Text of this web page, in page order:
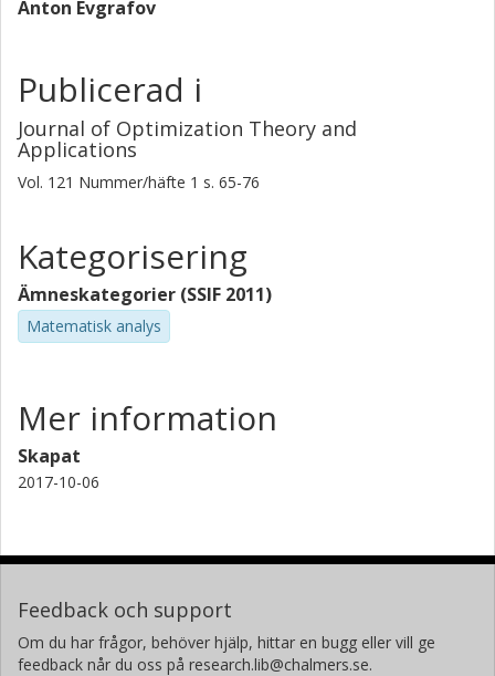
Anton Evgrafov
Publicerad i
Journal of Optimization Theory and
Applications
Vol. 121 Nummer/häfte 1 s. 65-76
Kategorisering
Ämneskategorier (SSIF 2011)
Matematisk analys
Mer information
Skapat
2017-10-06
Feedback och support
Om du har frågor, behöver hjälp, hittar en bugg eller vill ge
feedback når du oss på research.lib@chalmers.se.